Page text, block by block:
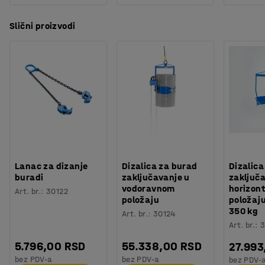
Slični proizvodi
Lanac za dizanje
buradi
Art. br.:30122
5.796,00 RSD
bez PDV-a
Dizalica za burad
zaključavanje u
vodoravnom
položaju
Art. br.: 30124
55.338,00 RSD
bez PDV-a
350 kg
Art. br.:
bez PDV-